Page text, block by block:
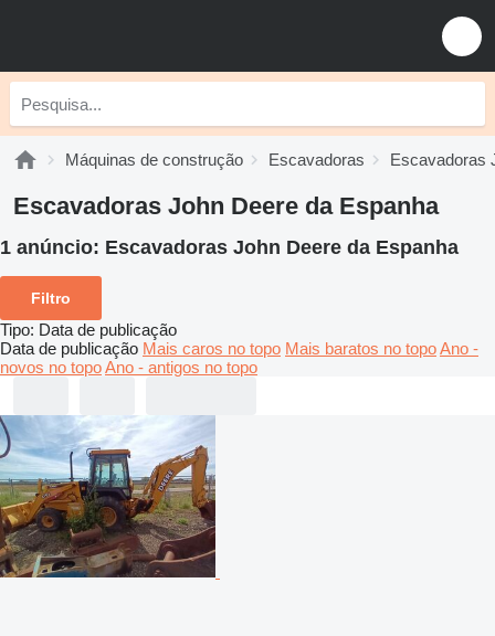
Máquinas de construção Escavadoras Escavadoras
Escavadoras John Deere da Espanha
1 anúncio: Escavadoras John Deere da Espanha
Filtro
Tipo: Data de publicação
Data de publicação Mais caros no topo Mais baratos no topoAno -
novos no topoAno - antigos no topo